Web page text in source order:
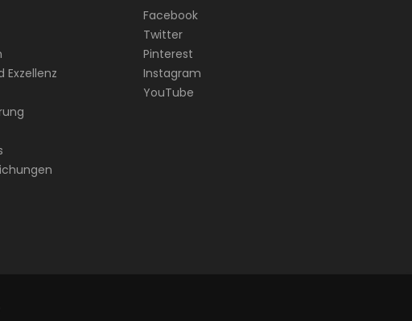
Exzellenz
Facebook
Twitter
Pinterest
Instagram
YouTube